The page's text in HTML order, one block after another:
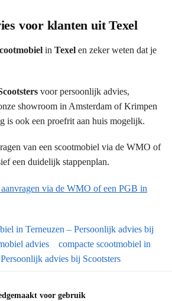
voor klanten uit Texel
in Texel en zeker weten dat je
voor persoonlijk advies,
showroom in Amsterdam of Krimpen
is ook een proefrit aan huis mogelijk.
van een scootmobiel via de WMO of
een duidelijk stappenplan.
via de WMO of een PGB in
in Terneuzen – Persoonlijk advies bij
advies
compacte scootmobiel in
advies bij Scootsters
voor gebruik